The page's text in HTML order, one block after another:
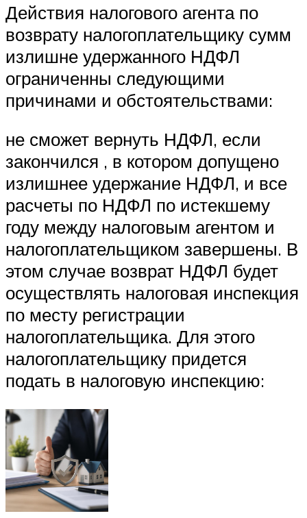
Действия налогового агента по
возврату налогоплательщику сумм
излишне удержанного НДФЛ
ограниченны следующими
причинами и обстоятельствами:
не сможет вернуть НДФЛ, если
закончился , в котором допущено
излишнее удержание НДФЛ, и все
расчеты по НДФЛ по истекшему
году между налоговым агентом и
налогоплательщиком завершены. В
этом случае возврат НДФЛ будет
осуществлять налоговая инспекция
по месту регистрации
налогоплательщика. Для этого
налогоплательщику придется
подать в налоговую инспекцию: